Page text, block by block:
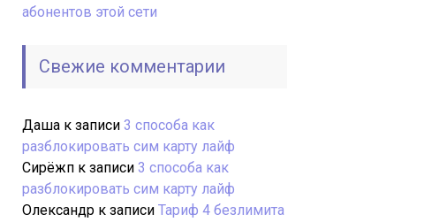
абонентов этой сети
Свежие комментарии
Даша к записи 3 способа как
разблокировать сим карту лайф
Сирёжп к записи 3 способа как
разблокировать сим карту лайф
Олександр к записи Тариф 4 безлимита